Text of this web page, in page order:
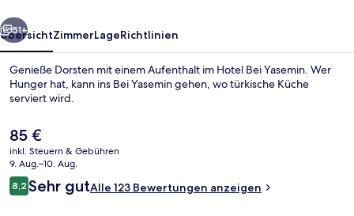
Weiter
51+
ÜbersichtZimmerLageRichtlinien
Genieße Dorsten mit einem Aufenthalt im Hotel Bei Yasemin. Wer
Hunger hat, kann ins Bei Yasemin gehen, wo türkische Küche
serviert wird.
Der
aktuelle
Preis
beträgt
85 €.
85 €
inkl. Steuern & Gebühren
9. Aug.–10. Aug.
Bewertungen
8,28,2 von 10.
Sehr gutAlle 123 Bewertungen anzeigen